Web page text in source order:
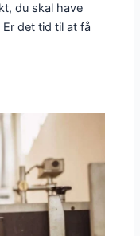
du skal have
det tid til at få